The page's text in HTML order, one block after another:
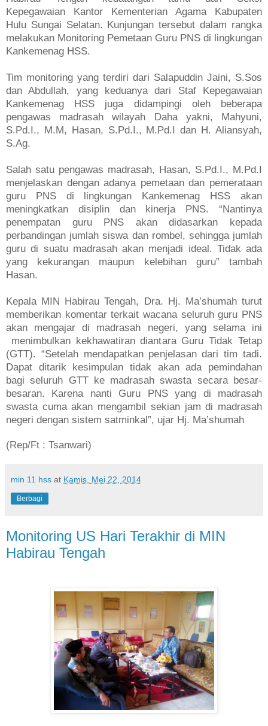
Kepegawaian Kantor Kementerian Agama Kabupaten
Hulu Sungai Selatan. Kunjungan tersebut dalam rangka
melakukan Monitoring Pemetaan Guru PNS di lingkungan
Kankemenag HSS.
Tim monitoring yang terdiri dari Salapuddin Jaini, S.Sos
dan Abdullah, yang keduanya dari Staf Kepegawaian
Kankemenag HSS juga didampingi oleh beberapa
pengawas madrasah wilayah Daha yakni, Mahyuni,
S.Pd.I., M.M, Hasan, S.Pd.I., M.Pd.I dan H. Aliansyah,
S.Ag.
Salah satu pengawas madrasah, Hasan, S.Pd.I., M.Pd.I
menjelaskan dengan adanya pemetaan dan pemerataan
guru PNS di lingkungan Kankemenag HSS akan
meningkatkan disiplin dan kinerja PNS. “Nantinya
penempatan guru PNS akan didasarkan kepada
perbandingan jumlah siswa dan rombel, sehingga jumlah
guru di suatu madrasah akan menjadi ideal. Tidak ada
yang kekurangan maupun kelebihan guru” tambah
Hasan.
Kepala MIN Habirau Tengah, Dra. Hj. Ma’shumah turut
memberikan komentar terkait wacana seluruh guru PNS
akan mengajar di madrasah negeri, yang selama ini
menimbulkan kekhawatiran diantara Guru Tidak Tetap
(GTT). “Setelah mendapatkan penjelasan dari tim tadi.
Dapat ditarik kesimpulan tidak akan ada pemindahan
bagi seluruh GTT ke madrasah swasta secara besar-
besaran. Karena nanti Guru PNS yang di madrasah
swasta cuma akan mengambil sekian jam di madrasah
negeri dengan sistem satminkal”, ujar Hj. Ma’shumah
(Rep/Ft : Tsanwari)
min 11 hss at Kamis, Mei 22, 2014
Berbagi
Monitoring US Hari Terakhir di MIN
Habirau Tengah